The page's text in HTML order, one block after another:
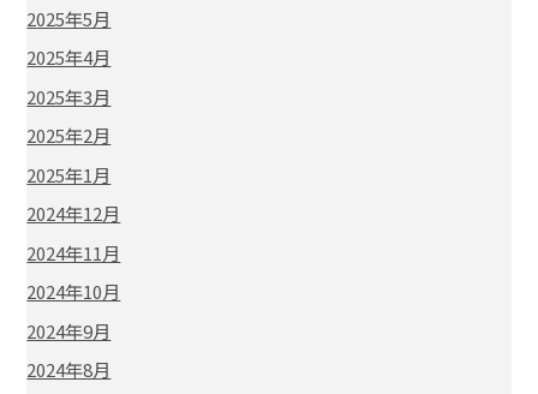
2025年5月
2025年4月
2025年3月
2025年2月
2025年1月
2024年12月
2024年11月
2024年10月
2024年9月
2024年8月